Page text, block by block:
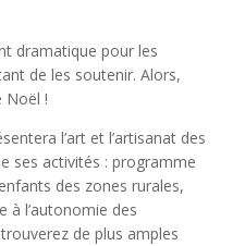
dramatique pour les
de les soutenir. Alors,
Noël !
l’art et l’artisanat des
ses activités : programme
des zones rurales,
à l’autonomie des
de plus amples